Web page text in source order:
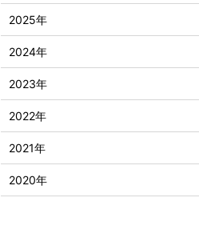
2025年
2024年
2023年
2022年
2021年
2020年